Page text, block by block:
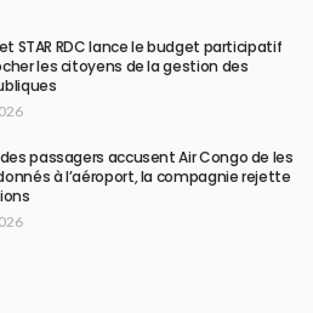
STAR RDC lance le budget participatif
les citoyens de la gestion des
passagers accusent Air Congo de les
à l’aéroport, la compagnie rejette